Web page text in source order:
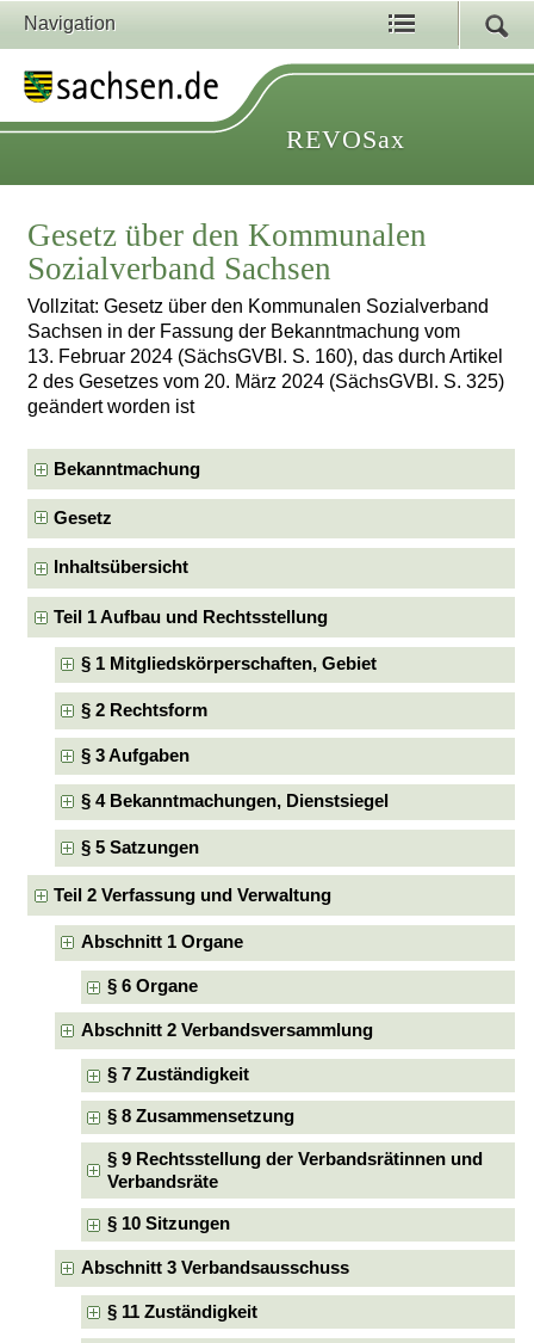
Navigation
REVOSax
Gesetz über den Kommunalen
Sozialverband Sachsen
Vollzitat: Gesetz über den Kommunalen Sozialverband
Sachsen in der Fassung der Bekanntmachung vom
13. Februar 2024 (SächsGVBl. S. 160), das durch Artikel
2 des Gesetzes vom 20. März 2024 (SächsGVBl. S. 325)
geändert worden ist
Bekanntmachung
Gesetz
Inhaltsübersicht
Teil 1 Aufbau und Rechtsstellung
§ 1 Mitgliedskörperschaften, Gebiet
§ 2 Rechtsform
§ 3 Aufgaben
§ 4 Bekanntmachungen, Dienstsiegel
§ 5 Satzungen
Teil 2 Verfassung und Verwaltung
Abschnitt 1 Organe
§ 6 Organe
Abschnitt 2 Verbandsversammlung
§ 7 Zuständigkeit
§ 8 Zusammensetzung
§ 9 Rechtsstellung der Verbandsrätinnen und
Verbandsräte
§ 10 Sitzungen
Abschnitt 3 Verbandsausschuss
§ 11 Zuständigkeit